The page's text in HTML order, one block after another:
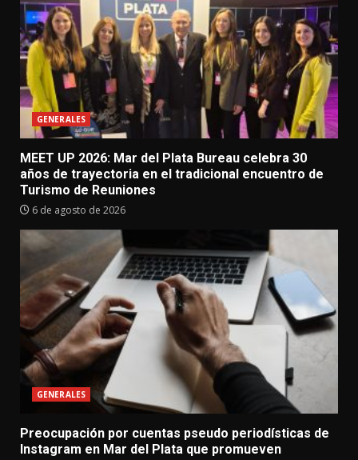
GENERALES
MEET UP 2026: Mar del Plata Bureau celebra 30
años de trayectoria en el tradicional encuentro de
Turismo de Reuniones
6 de agosto de 2026
GENERALES
Preocupación por cuentas pseudo periodísticas de
Instagram en Mar del Plata que promueven